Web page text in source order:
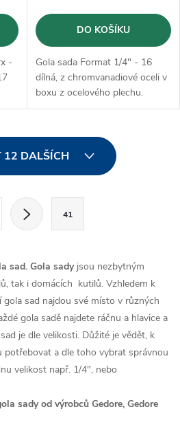
-
s
DO KOŠÍKU
Gola sada Format 1/4" - 16
dílná, z chromvanadiové oceli v
boxu z ocelového plechu.
12 DALŠÍCH
41
sad. Gola sadyjsou nezbytným
tak i domácích kutilů. Vzhledem k
sad najdou své místo v různých
gola sadě najdete ráčnu a hlavice a
je dle velikosti. Důžité je vědět, k
potřebovat a dle toho vybrat správnou
velikost např. 1/4", nebo
sady od výrobců Gedore, Gedore